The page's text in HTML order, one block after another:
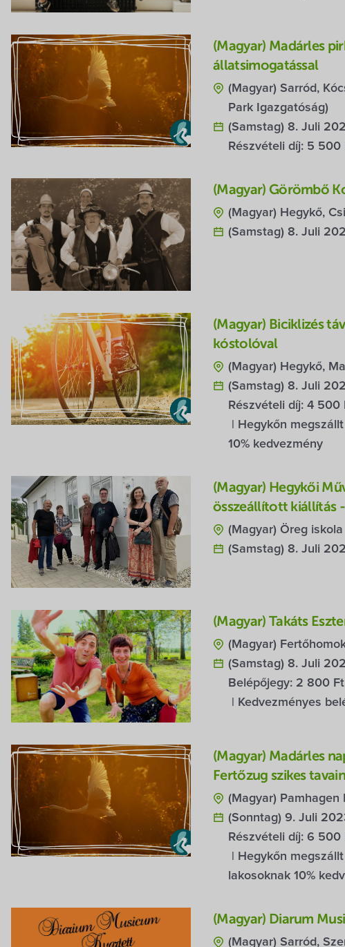
(Magyar) Madárles
állatsimogatással
(Magyar) Sarród,
Park Igazgatóság)
(Samstag) 8. Juli
Részvételi díj: 5 500
(Magyar) Görömbő
(Magyar) Hegykő,
(Samstag) 8. Juli
(Magyar) Biciklizés
kóstolóval
(Magyar) Hegykő,
(Samstag) 8. Juli
Részvételi díj: 4 500
| Hegykőn
10% kedvezmény
(Magyar) Hegykői
összeállított kiállítás
(Magyar) Öreg iskola
(Samstag) 8. Juli
(Magyar) Takáts
(Magyar)
(Samstag) 8. Juli
Belépőjegy: 2 800 Ft
| Kedvezményes
(Magyar) Madárles
Fertőzug szikes
(Magyar) Pamhagen
(Sonntag) 9. Juli
Részvételi díj: 6 500
| Hegykőn
lakosoknak 10%
(Magyar) Diarum
(Magyar) Sarród,